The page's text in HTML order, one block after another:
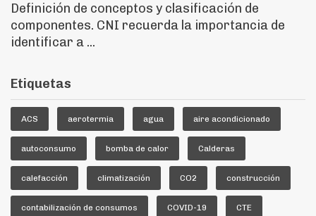
Definición de conceptos y clasificación de
componentes. CNI recuerda la importancia de
identificar a ...
Etiquetas
ACS aerotermia agua aire acondicionado
autoconsumo bomba de calor Calderas
calefacción climatización CO2 construcción
contabilización de consumos COVID-19 CTE